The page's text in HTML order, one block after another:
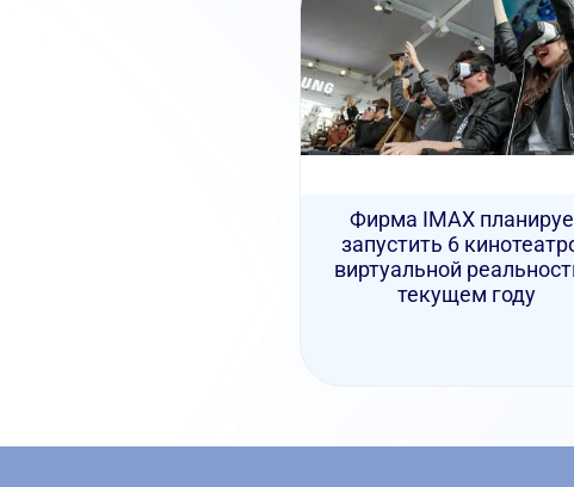
Фирма IMAX
запустить 6
виртуальной
текущем году